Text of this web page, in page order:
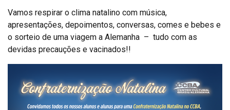
Vamos respirar o clima natalino com música,
apresentações, depoimentos, conversas, comes e bebes e
o sorteio de uma viagem a Alemanha – tudo com as
devidas precauções e vacinados!!